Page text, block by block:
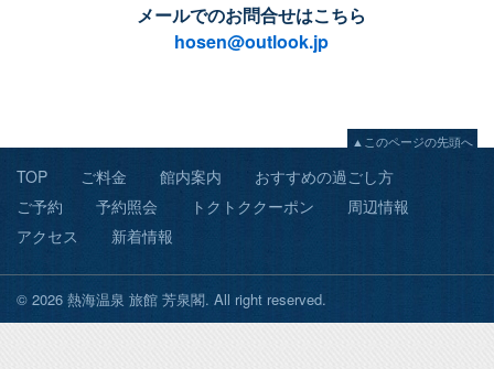
メールでのお問合せはこちら
hosen@outlook.jp
▲このページの先頭へ
TOP ご料金 館内案内
おすすめの過ごし方
ご予約
予約照会 トクトククーポン
周辺情報
アクセス
新着情報
© 2026 熱海温泉 旅館 芳泉閣. All right reserved.